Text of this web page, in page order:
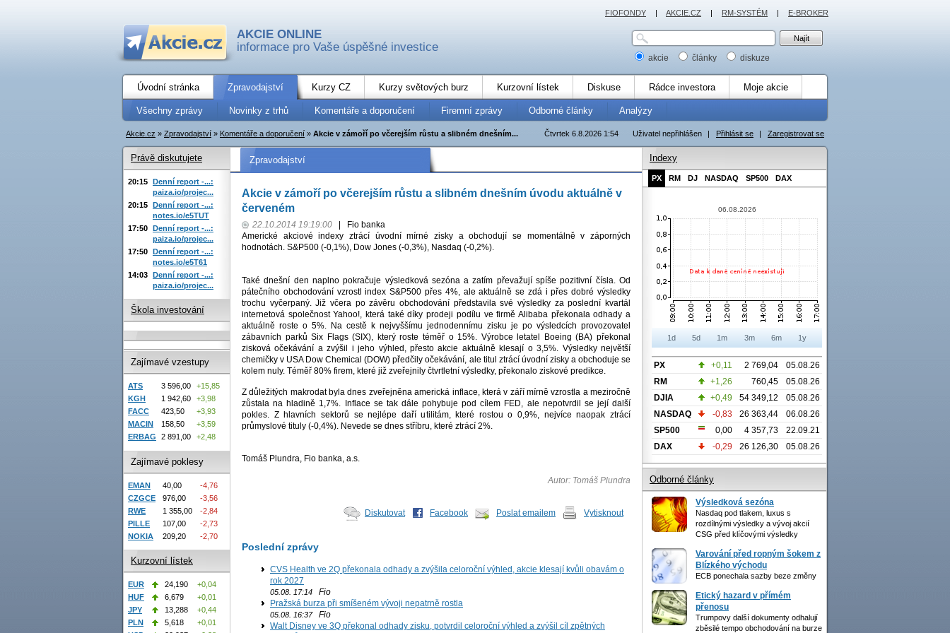
AKCIE ONLINE
informace pro Vaše úspěšné investice
akcie články diskuze
Úvodní stránka Zpravodajství Kurzy CZ Kurzy světových burz Kurzovní lístek Diskuse Rádce investora Moje akcie
Všechny zprávy Novinky z trhů Komentáře a doporučení Firemní zprávy Odborné články Analýzy
Uživatel nepřihlášen | Přihlásit se | Zaregistrovat se
Čtvrtek 6.8.2026 1:54
Akcie.cz » Zpravodajství » Komentáře a doporučení » Akcie v zámoří po včerejším růstu a slibném dnešním...
Zpravodajství
Akcie v zámoří po včerejším růstu a slibném dnešním úvodu aktuálně v
červeném
22.10.2014 19:19:00
Fio banka
Americké akciové indexy ztrácí úvodní mírné zisky a obchodují se momentálně v záporných
hodnotách. S&P500 (-0,1%), Dow Jones (-0,3%), Nasdaq (-0,2%).
Také dnešní den naplno pokračuje výsledková sezóna a zatím převažují spíše pozitivní čísla. Od
pátečního obchodování vzrostl index S&P500 přes 4%, ale aktuálně se zdá i přes dobré výsledky
trochu vyčerpaný. Již včera po závěru obchodování představila své výsledky za poslední kvartál
internetová společnost Yahoo!, která také díky prodeji podílu ve firmě Alibaba překonala odhady a
aktuálně roste o 5%. Na cestě k nejvyššímu jednodennímu zisku je po výsledcích provozovatel
zábavních parků Six Flags (SIX), který roste téměř o 15%. Výrobce letatel Boeing (BA) překonal
zisková očekávání a zvýšil i jeho výhled, přesto akcie aktuálně klesají o 3,5%. Výsledky největší
chemičky v USA Dow Chemical (DOW) předčily očekávání, ale titul ztrácí úvodní zisky a obchoduje se
kolem nuly. Téměř 80% firem, které již zveřejnily čtvrtletní výsledky, překonalo ziskové predikce.
Z důležitých makrodat byla dnes zveřejněna americká inflace, která v září mírně vzrostla a meziročně
zůstala na hladině 1,7%. Inflace se tak dále pohybuje pod cílem FED, ale nepotvrdil se její další
pokles. Z hlavních sektorů se nejlépe daří utilitám, které rostou o 0,9%, nejvíce naopak ztrácí
průmyslové tituly (-0,4%). Nevede se dnes stříbru, které ztrácí 2%.
Tomáš Plundra, Fio banka, a.s.
Autor: Tomáš Plundra
Diskutovat Facebook Poslat emailem Vytisknout
Poslední zprávy
CVS Health ve 2Q překonala odhady a zvýšila celoroční výhled, akcie klesají kvůli obavám o
rok 2027
05.08. 17:14 Fio
Pražská burza při smíšeném vývoji nepatrně rostla
05.08. 16:37Fio
Walt Disney ve 3Q překonal odhady zisku, potvrdil celoroční výhled a zvýšil cíl zpětných
Právě diskutujete
20:15 Denní report -...:
paiza.io/projec...
20:15 Denní report -...:
notes.io/e5TUT
17:50 Denní report -...:
paiza.io/projec...
17:50 Denní report -...:
notes.io/e5T61
14:03 Denní report -...:
paiza.io/projec...
Škola investování
Zajímavé vzestupy
ATS 3 596,00
+15,85
KGH
1 942,60
+3,98
FACC
423,50
+3,93
MACIN
158,50
+3,59
ERBAG
2 891,00 +2,48
Zajímavé poklesy
EMAN 40,00
-4,76
CZGCE
976,00
-3,56
RWE
1 355,00
-2,84
PILLE
107,00
-2,73
NOKIA
209,20 -2,70
Kurzovní lístek
EUR 24,190
+0,04
HUF
6,679
+0,01
JPY
13,288
+0,44
PLN
5,618
+0,01
Indexy
PX RM DJ NASDAQ SP500 DAX
06.08.2026
1d 5d 1m 3m 6m 1y
PX +0,11 2 769,04
05.08.26
RM
+1,26 760,45
05.08.26
DJIA
+0,49 54 349,12
05.08.26
NASDAQ
-0,83 26 363,44
06.08.26
SP500
0,00 4 357,73
22.09.21
DAX
-0,29 26 126,30 05.08.26
Odborné články
Výsledková sezóna
Nasdaq pod tlakem, luxus s
rozdílnými výsledky a vývoj akcií
CSG před klíčovými výsledky
Varování před ropným šokem z
Blízkého východu
ECB ponechala sazby beze změny
Etický hazard v přímém
přenosu
Trumpovy další dokumenty odhalují
zběsilé tempo obchodování na burze
FIOFONDY | AKCIE.CZ | RM-SYSTÉM | E-BROKER